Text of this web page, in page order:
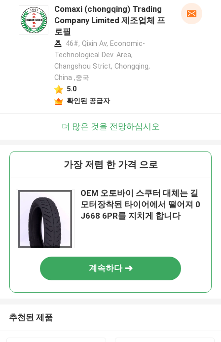
Comaxi (chongqing) Trading
Company Limited 제조업체 프
로필
46#, Qixin Av, Economic-
Technological Dev. Area,
Changshou Strict, Chongqing,
China ,중국
5.0
확인된 공급자
더 많은 것을 전망하십시오
가장 저렴 한 가격 으로
OEM 오토바이 스쿠터 대체는 길
모터장착된 타이어에서 떨어져 0
J668 6PR를 지치게 합니다
계속하다
추천된 제품